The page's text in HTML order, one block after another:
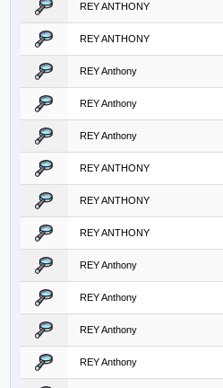
REY ANTHONY
REY ANTHONY
REY Anthony
REY Anthony
REY Anthony
REY ANTHONY
REY ANTHONY
REY ANTHONY
REY Anthony
REY Anthony
REY Anthony
REY Anthony